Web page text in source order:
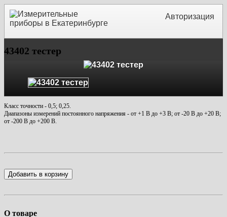
Авторизация
43402 тестер
Класс точности - 0,5; 0,25.
Диапазоны измерений постоянного напряжения - от +1 В до +3 В; от -20 В до +20 В;
от -200 В до +200 В.
Добавить в корзину
О товаре